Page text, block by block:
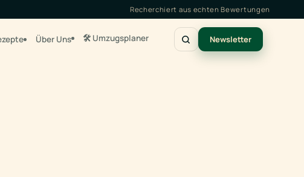
Recherchiert aus echten Bewertungen
Über Uns 🛠️ Umzugsplaner Newsletter